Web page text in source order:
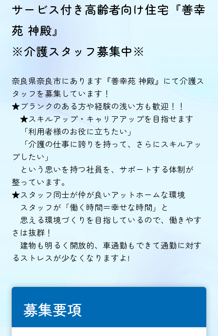
サービス付き高齢者向け住宅『善幸
苑 神殿』
※介護スタッフ募集中※
奈良県奈良市にあります『善幸苑 神殿』にて介護ス
タッフを募集しています！
★ブランクのある方や経験の浅い方も歓迎！！
★スキルアップ・キャリアアップを目指せます
「利用者様のお役に立ちたい」
「介護の仕事に誇りを持って、さらにスキルアッ
プしたい」
という思いを持つ社員を、サポートする体制が
整っています。
★スタッフ同士が仲が良いアットホームな環境
スタッフが「働く時間＝幸せな時間」と
思える環境づくりを目指しているので、働きやす
さは抜群！
建物も明るく開放的、車通勤もできて通勤に対す
るストレスが少なくなりますよ!
募集要項